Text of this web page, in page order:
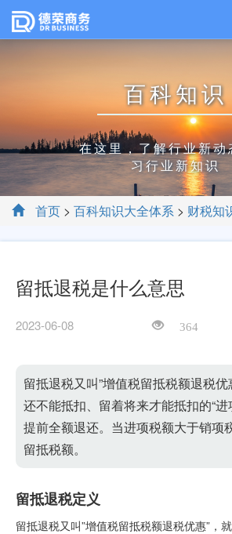
百科知识
在这里，了解行业新动
习行业新知识
首页 > 百科知识大全体系 > 财税知
留抵退税是什么意思
2023-06-08 364
留抵退税又叫”增值税留抵税额退税优
还不能抵扣、留着将来才能抵扣的“进
提前全额退还。当进项税额大于销项
留抵税额。
留抵退税定义
留抵退税又叫”增值税留抵税额退税优惠”，